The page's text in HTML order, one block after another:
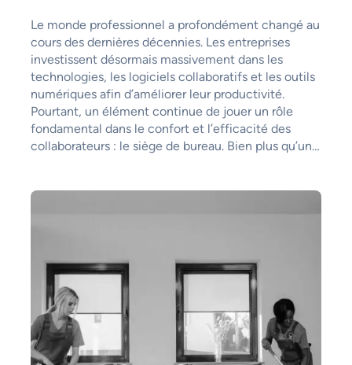
Le monde professionnel a profondément changé au
cours des dernières décennies. Les entreprises
investissent désormais massivement dans les
technologies, les logiciels collaboratifs et les outils
numériques afin d’améliorer leur productivité.
Pourtant, un élément continue de jouer un rôle
fondamental dans le confort et l’efficacité des
collaborateurs : le siège de bureau. Bien plus qu’un…